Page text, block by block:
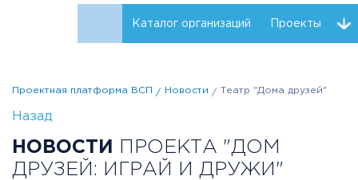
Каталог организаций Проекты
Проектная платформа ВСП Новости Театр "Дома друзей"
Назад
НОВОСТИ
ПРОЕКТА "ДОМ
ДРУЗЕЙ: ИГРАЙ И ДРУЖИ"